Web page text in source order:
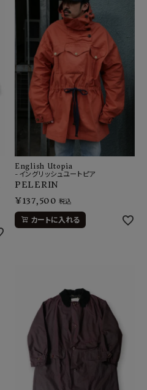
English Utopia
-イングリッシュユートピア
PELERIN
¥137,500 税込
カートに入れる